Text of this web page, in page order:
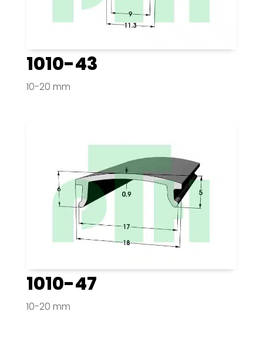
1010-43
10-20 mm
1010-47
10-20 mm